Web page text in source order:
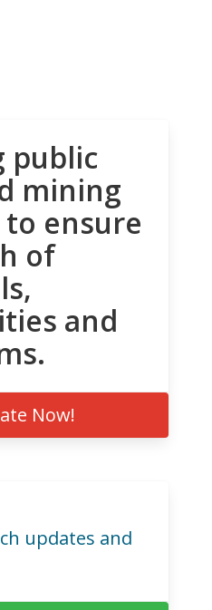
public
mining
ensure
of
and
Now!
updates and